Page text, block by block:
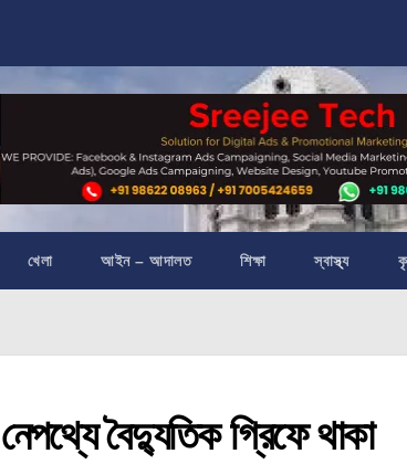
খেলা আইন – আদালত শিক্ষা স্বাস্থ্য
বৈদ্যুতিক গ্রিফে থাকা